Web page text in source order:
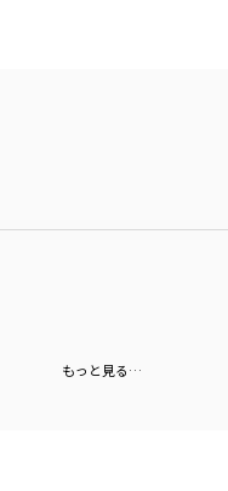
もっと見る…